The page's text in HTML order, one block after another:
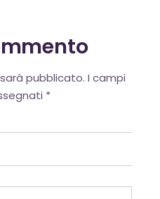
pubblicato. I campi
*